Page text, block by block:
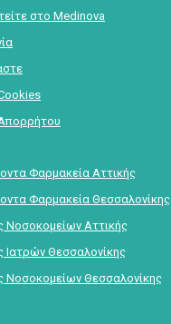
στο Medinova
Φαρμακεία Αττικής
Φαρμακεία Θεσσαλονίκης
Νοσοκομείων Αττικής
Ιατρών Θεσσαλονίκης
Νοσοκομείων Θεσσαλονίκης